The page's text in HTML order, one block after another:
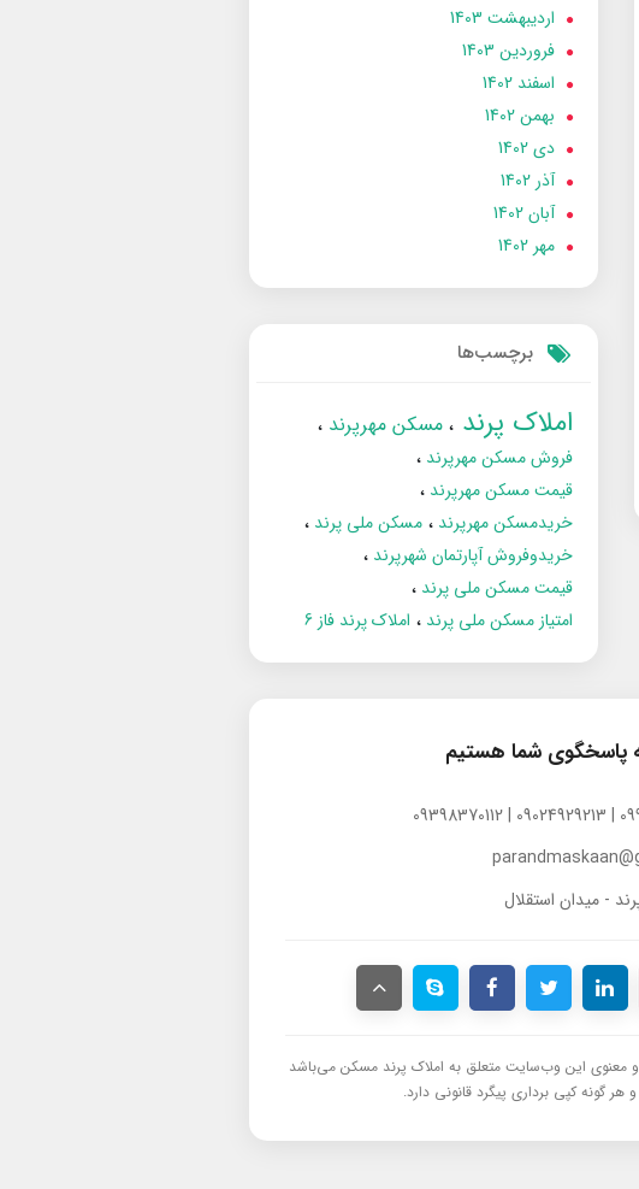
ارديبهشت 1403
فروردین 1403
اسفند 1402
بهمن 1402
دی 1402
آذر 1402
آبان 1402
مهر 1402
برچسب‌ها
املاک پرند مسکن مهرپرند
فروش مسکن مهرپرند
قیمت مسکن مهرپرند
خریدمسکن مهرپرند
مسکن ملی پرند
خریدوفروش آپارتمان شهرپرند
قیمت مسکن ملی پرند
امتیاز مسکن ملی پرند
املاک پرند فاز 6
پاسخگوی شما هستیم
- میدان استقلال
معنوی این وب‌سایت متعلق به املاک پرند مسکن می‌باشد
و هر گونه کپی برداری پیگرد قانونی دارد.